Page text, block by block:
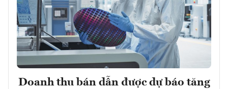
Doanh thu bán dẫn được dự báo tăng